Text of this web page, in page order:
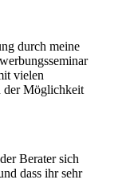
durch meine
vielen
der Möglichkeit
Berater sich
dass ihr sehr